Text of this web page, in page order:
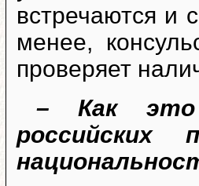
встречаются и
менее,
проверяет
– Как это